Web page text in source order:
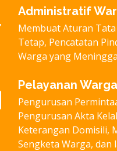
Administratif
Membuat Aturan
Tetap, Pencatatan
Warga yang
Pelayanan Warga
Pengurusan
Pengurusan Akta
Keterangan Domisili,
Sengketa Warga, dan